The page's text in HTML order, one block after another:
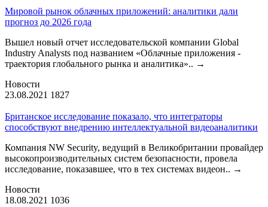
Мировой рынок облачных приложений: аналитики дали
прогноз до 2026 года
Вышел новый отчет исследовательской компании Global
Industry Analysts под названием «Облачные приложения -
траектория глобального рынка и аналитика».. →
Новости
23.08.2021 1827
Британское исследование показало, что интеграторы
способствуют внедрению интеллектуальной видеоаналитики
Компания NW Security, ведущий в Великобритании провайдер
высокопроизводительных систем безопасности, провела
исследование, показавшее, что в тех системах видеон.. →
Новости
18.08.2021 1036